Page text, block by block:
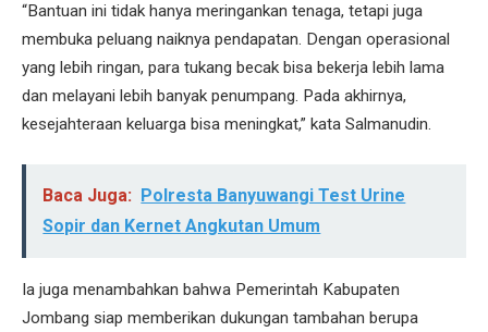
“Bantuan ini tidak hanya meringankan tenaga, tetapi juga
membuka peluang naiknya pendapatan. Dengan operasional
yang lebih ringan, para tukang becak bisa bekerja lebih lama
dan melayani lebih banyak penumpang. Pada akhirnya,
kesejahteraan keluarga bisa meningkat,” kata Salmanudin.
Baca Juga: Polresta Banyuwangi Test Urine
Sopir dan Kernet Angkutan Umum
Ia juga menambahkan bahwa Pemerintah Kabupaten
Jombang siap memberikan dukungan tambahan berupa